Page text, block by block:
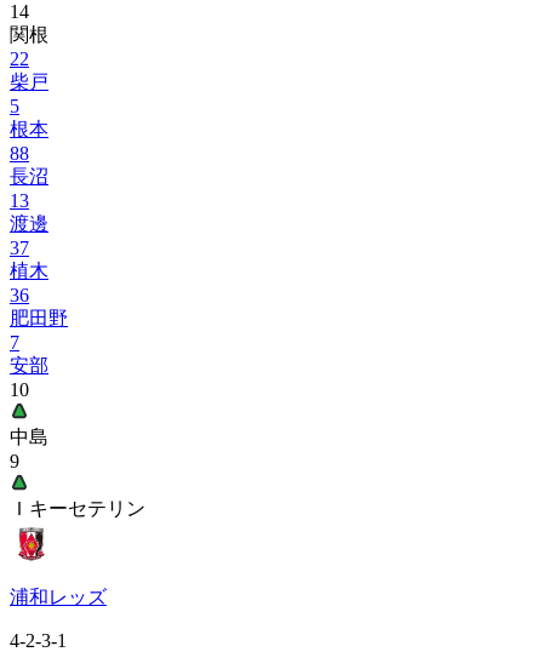
14
関根
22
柴戸
5
根本
88
長沼
13
渡邊
37
植木
36
肥田野
7
安部
10
中島
9
Ｉキーセテリン
浦和レッズ
4-2-3-1